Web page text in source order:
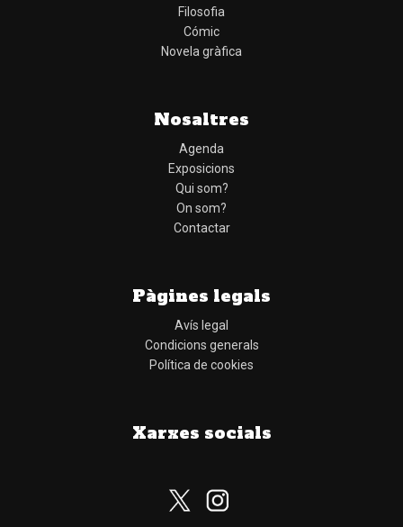
Filosofia
Cómic
Novela gràfica
Nosaltres
Agenda
Exposicions
Qui som?
On som?
Contactar
Pàgines legals
Avís legal
Condicions generals
Política de cookies
Xarxes socials